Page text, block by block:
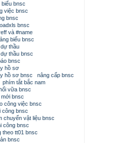
biểu bnsc
việc bnsc
bnsc
bnsc
và #name
biểu bnsc
thầu
thầu bnsc
bnsc
hồ sơ
hồ sơ bnsc
nâng cấp bnsc
phím tắt bắc nam
vữa bnsc
bnsc
công việc bnsc
công bnsc
chuyển vật liệu bnsc
công bnsc
theo tt01 bnsc
bnsc